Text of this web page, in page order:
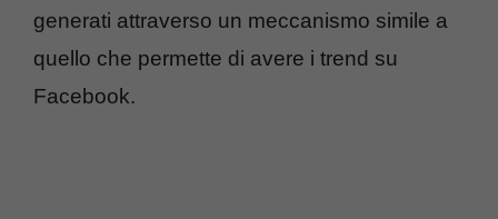
generati attraverso un meccanismo simile a
quello che permette di avere i trend su
Facebook.